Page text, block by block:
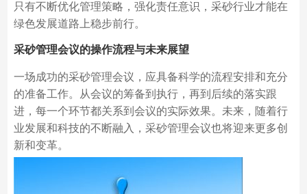
只有不断优化管理策略，强化责任意识，采砂行业才能在
绿色发展道路上稳步前行。
采砂管理会议的操作流程与未来展望
一场成功的采砂管理会议，应具备科学的流程安排和充分
的准备工作。从会议的筹备到执行，再到后续的落实跟
进，每一个环节都关系到会议的实际效果。未来，随着行
业发展和科技的不断融入，采砂管理会议也将迎来更多创
新和变革。